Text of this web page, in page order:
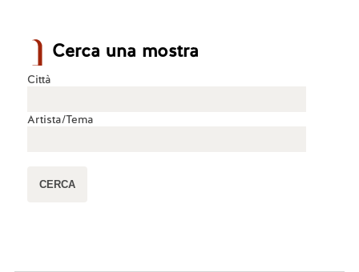
Cerca una mostra
Città
Artista/Tema